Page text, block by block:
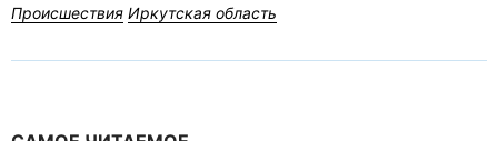
Происшествия Иркутская область